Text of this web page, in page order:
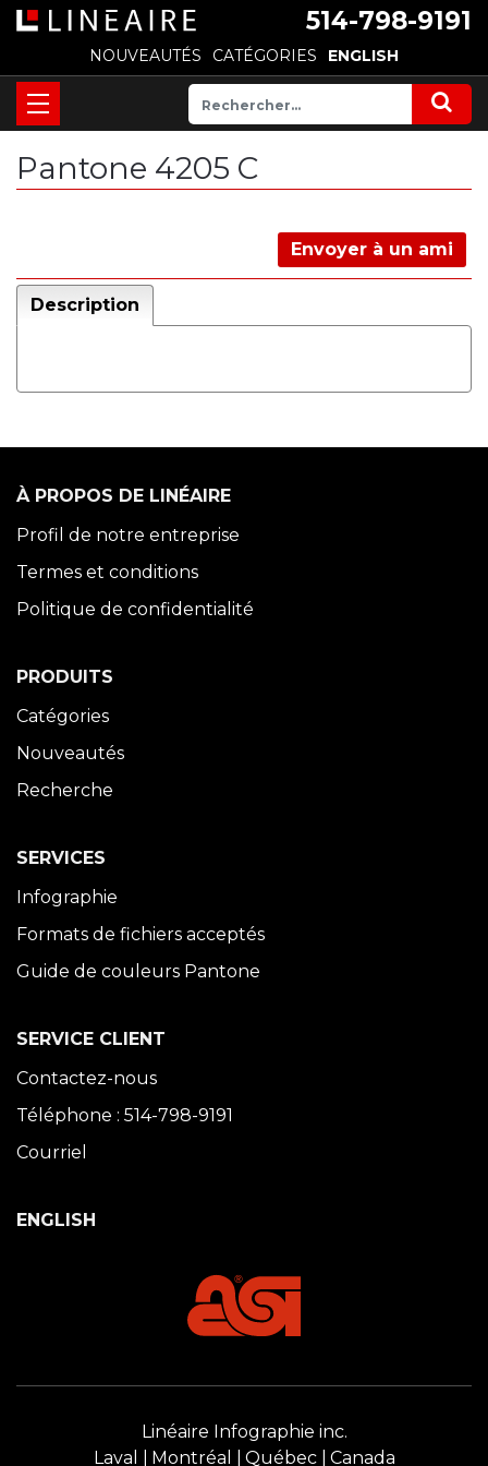
514-798-9191
NOUVEAUTÉS CATÉGORIES ENGLISH
Pantone 4205 C
Envoyer à un ami
Description
À PROPOS DE LINÉAIRE
Profil de notre entreprise
Termes et conditions
Politique de confidentialité
PRODUITS
Catégories
Nouveautés
Recherche
SERVICES
Infographie
Formats de fichiers acceptés
Guide de couleurs Pantone
SERVICE CLIENT
Contactez-nous
Téléphone : 514-798-9191
Courriel
ENGLISH
Linéaire Infographie inc.
Laval
Montréal Québec Canada